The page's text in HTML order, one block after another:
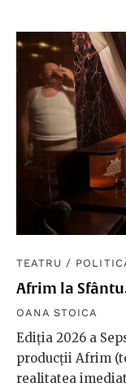
TEATRU /
Afrim la
OANA STOICA
Ediția 2026 a
producții Afrim
realitatea